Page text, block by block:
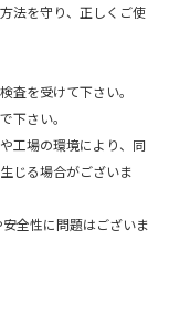
法を守り、正しくご使
査を受けて下さい。
下さい。
工場の環境により、 同
じる場合がございま
全性に問題はございま